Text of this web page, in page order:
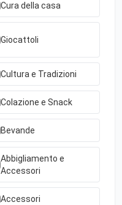
Cura della casa
Giocattoli
Cultura e Tradizioni
Colazione e Snack
Bevande
Abbigliamento e
Accessori
Accessori